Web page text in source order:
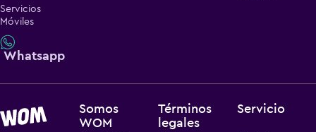
Servicios
Móviles
Whatsapp
Somos
WOM
Términos
legales
Servicio